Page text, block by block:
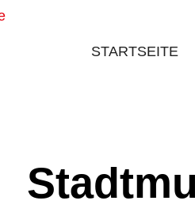
STARTSEITE